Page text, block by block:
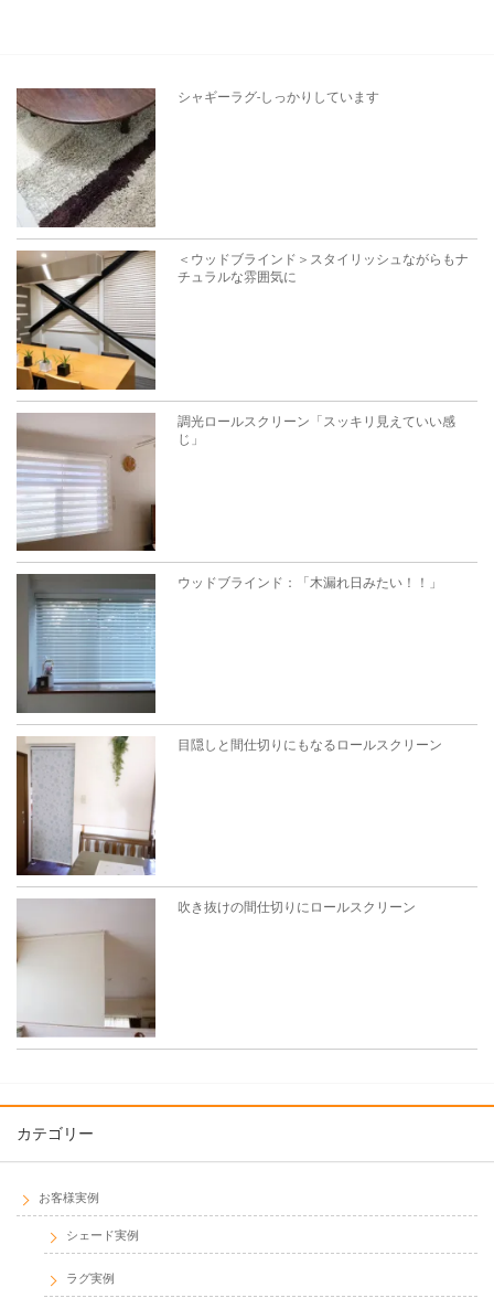
シャギーラグ-しっかりしています
＜ウッドブラインド＞スタイリッシュながらもナ
チュラルな雰囲気に
調光ロールスクリーン「スッキリ見えていい感
じ」
ウッドブラインド：「木漏れ日みたい！！」
目隠しと間仕切りにもなるロールスクリーン
吹き抜けの間仕切りにロールスクリーン
カテゴリー
お客様実例
シェード実例
ラグ実例